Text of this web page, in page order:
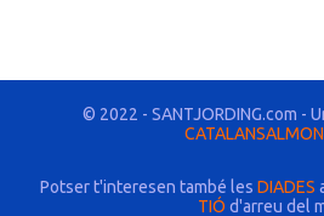
© 2022 - SANTJORDING.com -
Potser t'interesen també les DIADES
TIÓ d'arreu del